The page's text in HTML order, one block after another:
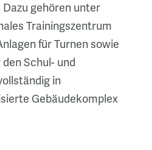
gehören unter
Trainingszentrum
für Turnen sowie
Schul- und
in
Gebäudekomplex